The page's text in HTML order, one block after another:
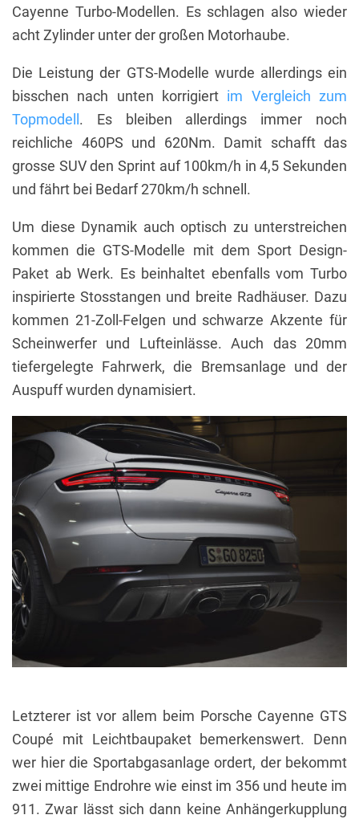
Cayenne Turbo-Modellen. Es schlagen also wieder
acht Zylinder unter der großen Motorhaube.
Die Leistung der GTS-Modelle wurde allerdings ein
bisschen nach unten korrigiert im Vergleich zum
Topmodell . Es bleiben allerdings immer noch
reichliche 460PS und 620Nm. Damit schafft das
grosse SUV den Sprint auf 100km/h in 4,5 Sekunden
und fährt bei Bedarf 270km/h schnell.
Um diese Dynamik auch optisch zu unterstreichen
kommen die GTS-Modelle mit dem Sport Design-
Paket ab Werk. Es beinhaltet ebenfalls vom Turbo
inspirierte Stosstangen und breite Radhäuser. Dazu
kommen 21-Zoll-Felgen und schwarze Akzente für
Scheinwerfer und Lufteinlässe. Auch das 20mm
tiefergelegte Fahrwerk, die Bremsanlage und der
Auspuff wurden dynamisiert.
Letzterer ist vor allem beim Porsche Cayenne GTS
Coupé mit Leichtbaupaket bemerkenswert. Denn
wer hier die Sportabgasanlage ordert, der bekommt
zwei mittige Endrohre wie einst im 356 und heute im
911. Zwar lässt sich dann keine Anhängerkupplung